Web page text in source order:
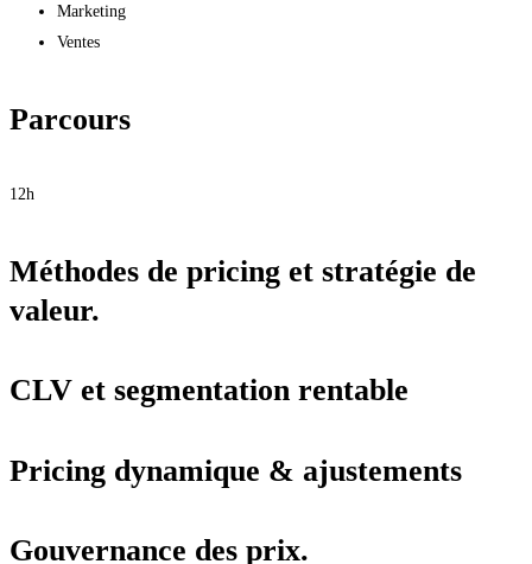
Marketing
Ventes
Parcours
12h
Méthodes de pricing et stratégie de
valeur.
CLV et segmentation rentable
Pricing dynamique & ajustements
Gouvernance des prix.